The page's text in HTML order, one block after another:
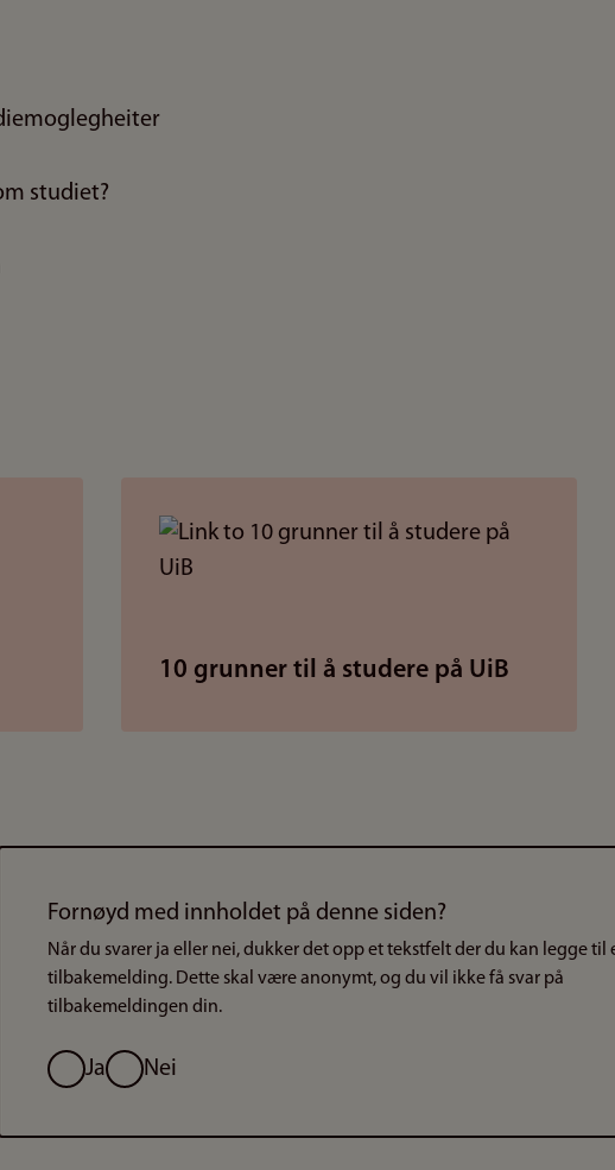
studiet?
10 grunner til å studere på UiB
Fornøyd med innholdet på denne siden?
Når du svarer ja eller nei, dukker det opp et tekstfelt der du kan legge til
tilbakemelding. Dette skal være anonymt, og du vil ikke få svar på
tilbakemeldingen din.
ValgJa Nei